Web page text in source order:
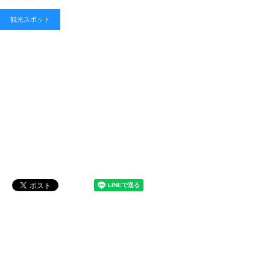
観光スポット